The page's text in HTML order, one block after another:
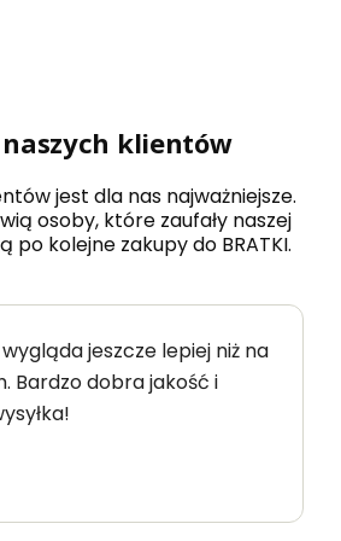
klientów
jest dla nas najważniejsze.
osoby, które zaufały naszej
po kolejne zakupy do BRATKI.
jeszcze lepiej niż na
Bardzo dobra jakość i